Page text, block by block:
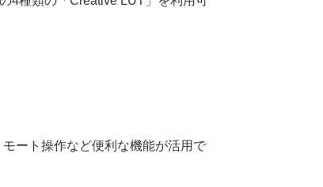
ート操作など便利な機能が活用で